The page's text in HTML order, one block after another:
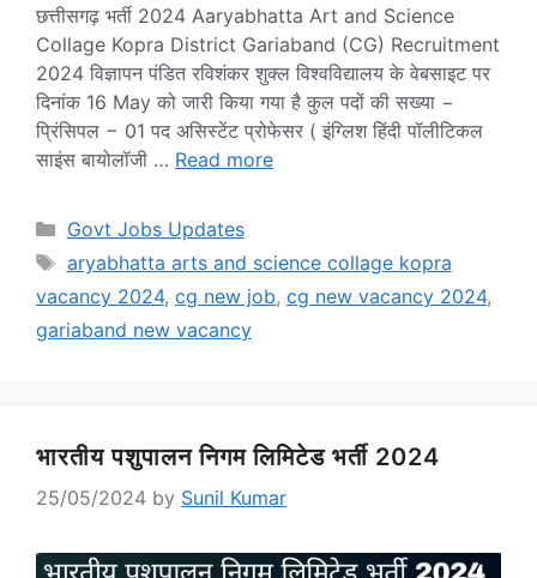
छत्तीसगढ़ भर्ती 2024 Aaryabhatta Art and Science
Collage Kopra District Gariaband (CG) Recruitment
2024 विज्ञापन पंडित रविशंकर शुक्ल विश्वविद्यालय के वेबसाइट पर
दिनांक 16 May को जारी किया गया है कुल पदों की सख्या −
प्रिंसिपल − 01 पद असिस्टेंट प्रोफेसर ( इंग्लिश हिंदी पॉलीटिकल
साइंस बायोलॉजी … Read more
Categories
Govt Jobs Updates
Tags
aryabhatta arts and science collage kopra
vacancy 2024, cg new job, cg new vacancy 2024,
gariaband new vacancy
भारतीय पशुपालन निगम लिमिटेड भर्ती 2024
25/05/2024 by Sunil Kumar